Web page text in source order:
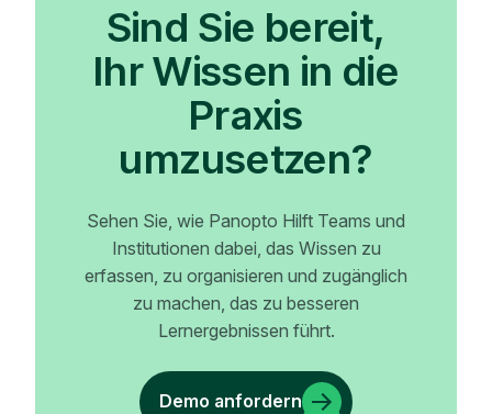
Sind Sie bereit,
Ihr Wissen in die
Praxis
umzusetzen?
Sehen Sie, wie Panopto Hilft Teams und
Institutionen dabei, das Wissen zu
erfassen, zu organisieren und zugänglich
zu machen, das zu besseren
Lernergebnissen führt.
Demo anfordern